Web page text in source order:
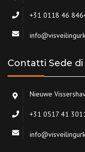
+31 0118 46
Contatti Sede
Nieuwe
+31 0517 41